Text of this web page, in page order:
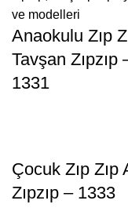
Anaokulu Zıp
Tavşan Zıpzıp
1331
Çocuk Zıp Zıp
Zıpzıp – 1333